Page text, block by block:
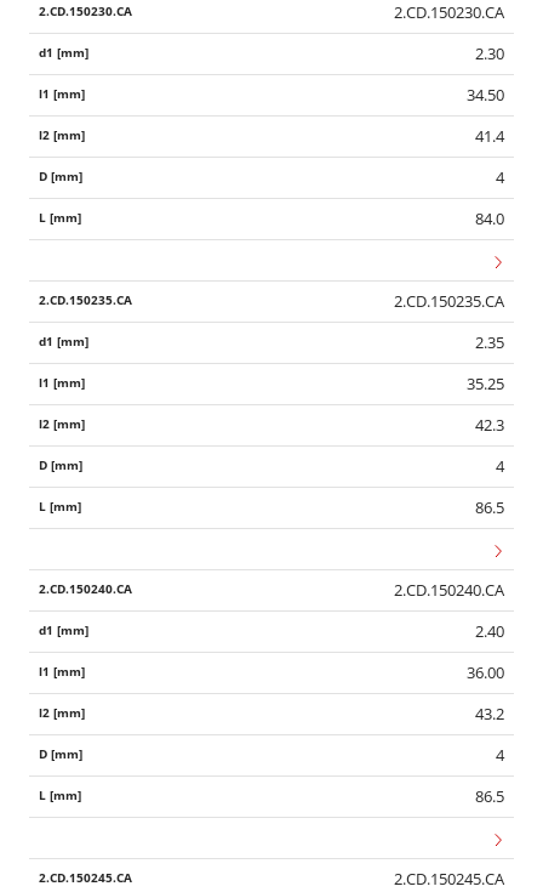
2.CD.150230.CA
2.30
34.50
41.4
4
84.0
2.CD.150235.CA
2.35
35.25
42.3
4
86.5
2.CD.150240.CA
2.40
36.00
43.2
4
86.5
2.CD.150245.CA